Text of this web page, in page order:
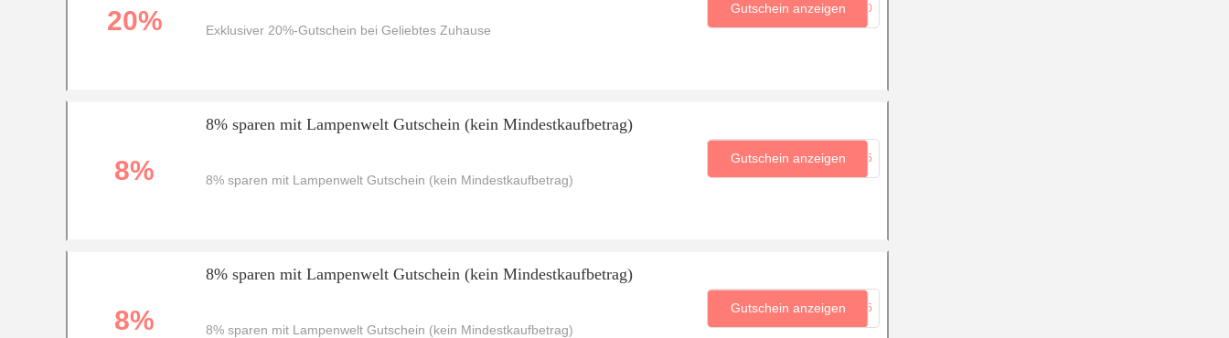
20% Exklusiver 20%-Gutschein bei Geliebtes Zuhause
...20
Gutschein anzeigen
8%
8% sparen mit Lampenwelt Gutschein (kein Mindestkaufbetrag)
8% sparen mit Lampenwelt Gutschein (kein Mindestkaufbetrag)
...B5
Gutschein anzeigen
8%
8% sparen mit Lampenwelt Gutschein (kein Mindestkaufbetrag)
8% sparen mit Lampenwelt Gutschein (kein Mindestkaufbetrag)
...95
Gutschein anzeigen